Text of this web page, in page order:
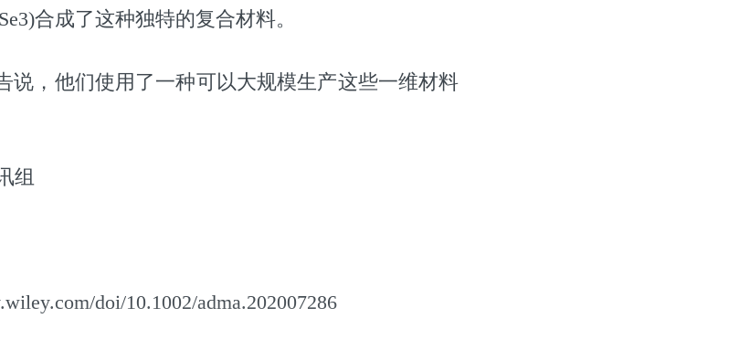
合成了这种独特的复合材料。
说，他们使用了一种可以大规模生产这些一维材料
组
doi/10.1002/adma.202007286